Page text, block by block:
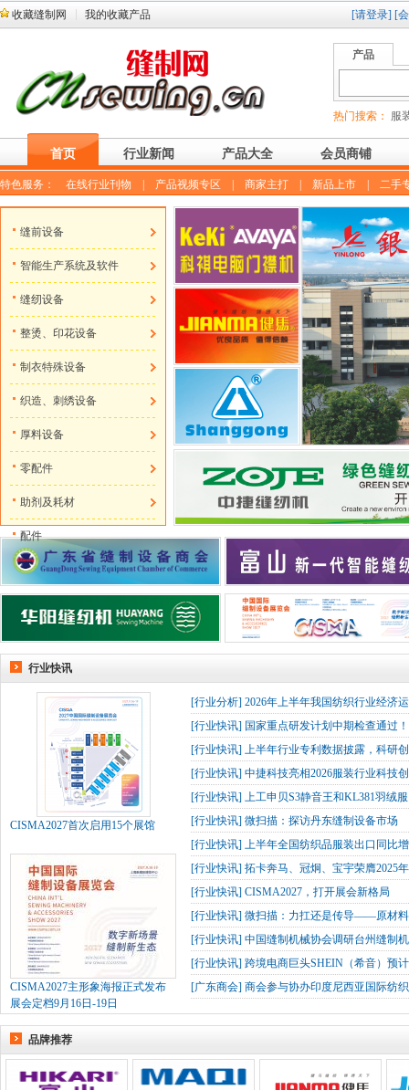
收藏缝制网 我的收藏产品 [请登录] [
产品
热门搜索： 服
首页 行业新闻 产品大全 会员商铺
特色服务： 在线行业刊物 产品视频专区 商家主打 新品上市 二手
缝前设备
智能生产系统及软件
缝纫设备
整烫、印花设备
制衣特殊设备
织造、刺绣设备
厚料设备
零配件
助剂及耗材
配件
行业快讯
CISMA2027首次启用15个展馆
CISMA2027主形象海报正式发布
展会定档9月16日-19日
[行业分析] 2026年上半年我国纺织行业经济
[行业快讯] 国家重点研发计划中期检查通过
[行业快讯] 上半年行业专利数据披露，科研
[行业快讯] 中捷科技亮相2026服装行业科技
[行业快讯] 上工申贝S3静音王和KL381羽绒
[行业快讯] 微扫描：探访丹东缝制设备市场
[行业快讯] 上半年全国纺织品服装出口同比
[行业快讯] 拓卡奔马、冠炯、宝宇荣膺2025
[行业快讯] CISMA2027，打开展会新格局
[行业快讯] 微扫描：力扛还是传导——原材
[行业快讯] 中国缝制机械协会调研台州缝制
[行业快讯] 跨境电商巨头SHEIN（希音）预
[广东商会] 商会参与协办印度尼西亚国际纺
品牌推荐